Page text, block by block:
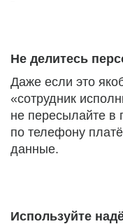
Не делитесь
Даже если это
«сотрудник
не пересылайте в
по телефону
данные.
Используйте